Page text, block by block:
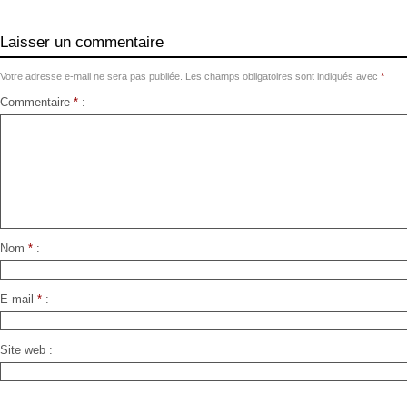
Laisser un commentaire
Votre adresse e-mail ne sera pas publiée. Les champs obligatoires sont indiqués avec *
Commentaire *
Nom *
E-mail *
Site web